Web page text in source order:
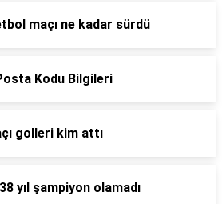
maçı ne kadar sürdü
Kodu Bilgileri
golleri kim attı
yıl şampiyon olamadı